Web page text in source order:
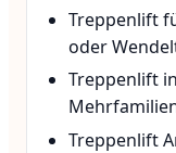
Treppenlift
oder
Treppenlift
Treppenlift